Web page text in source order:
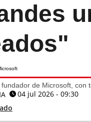
de Microsoft, con
04 jul 2026 - 09:30